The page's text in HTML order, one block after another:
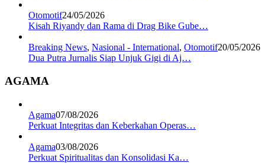
Otomotif24/05/2026
Kisah Riyandy dan Rama di Drag Bike Gube…
Breaking News, Nasional - International, Otomotif20/05/2026
Dua Putra Jurnalis Siap Unjuk Gigi di Aj…
AGAMA
Agama07/08/2026
Perkuat Integritas dan Keberkahan Operas…
Agama03/08/2026
Perkuat Spiritualitas dan Konsolidasi Ka…